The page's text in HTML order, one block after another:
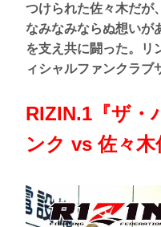
つけられた佐々木だが
なみなみならぬ想い
を支え共に闘った。リ
ィシャルファンクラブ
R­IZIN.1『ザ・
ンク vs 佐々木